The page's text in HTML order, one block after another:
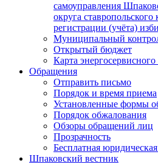
самоуправления
округа
регистрации (учёта)
Муниципальный
Открытый бюджет
Карта
Обращения
Отправить письмо
Порядок и время приема
Установленные формы
Порядок обжалования
Обзоры обращений лиц
Прозрачность
Бесплатная
Шпаковский вестник